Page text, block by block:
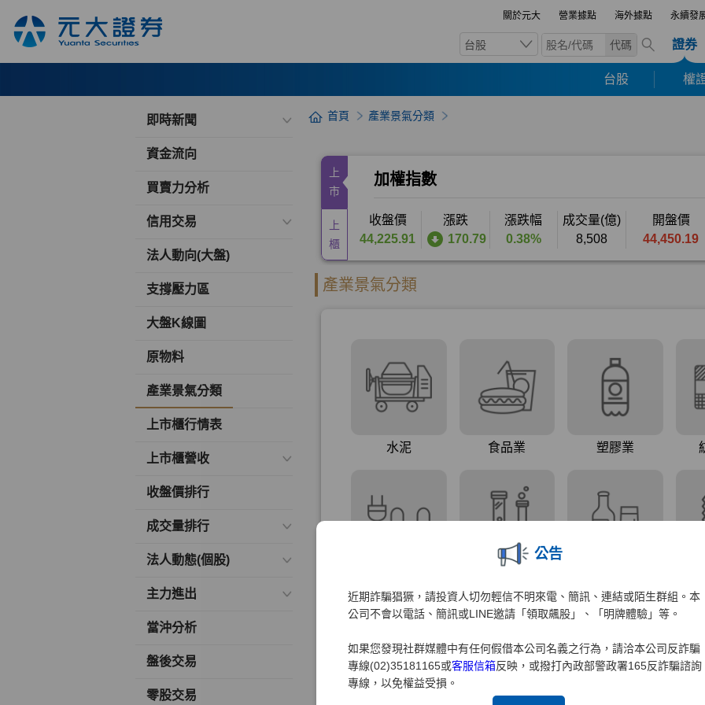
關於元大 營業據點 海外據點 永續發
台股 代碼 證券
台股 權
公告
近期詐騙猖獗，請投資人切勿輕信不明來電、簡訊、連結或陌生群組。本
公司不會以電話、簡訊或LINE邀請「領取飆股」、「明牌體驗」等。
如果您發現社群媒體中有任何假借本公司名義之行為，請洽本公司反詐騙
專線(02)35181165或客服信箱反映，或撥打內政部警政署165反詐騙諮詢
專線，以免權益受損。
即時新聞
資金流向
買賣力分析
信用交易
法人動向(大盤)
支撐壓力區
大盤K線圖
原物料
產業景氣分類
上市櫃行情表
上市櫃營收
收盤價排行
成交量排行
法人動態(個股)
主力進出
當沖分析
盤後交易
零股交易
首頁 產業景氣分類